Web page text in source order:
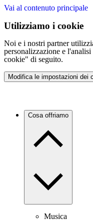
Vai al contenuto principale
Utilizziamo i cookie
Noi e i nostri partner
personalizzazione e
cookie" di seguito.
Modifica le impostazioni dei
Cosa offriamo
Musica